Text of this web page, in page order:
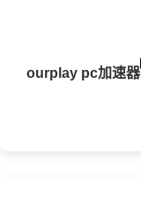
ourplay pc加速器